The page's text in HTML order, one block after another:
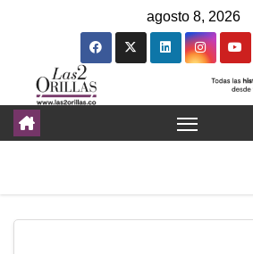
agosto 8, 2026